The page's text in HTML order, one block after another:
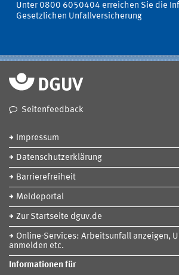
Unter 0800 6050404 erreichen Sie die
Gesetzlichen Unfallversicherung
Seitenfeedback
Impressum
Datenschutzerklärung
Barrierefreiheit
Meldeportal
Zur Startseite dguv.de
Online-Services: Arbeitsunfall anzeigen,
anmelden etc.
Informationen für